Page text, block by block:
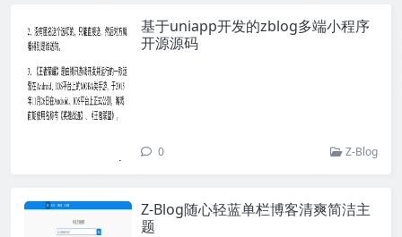
基于uniapp开发的zblog多端小程序
开源源码
0 Z-Blog
Z-Blog随心轻蓝单栏博客清爽简洁主
题